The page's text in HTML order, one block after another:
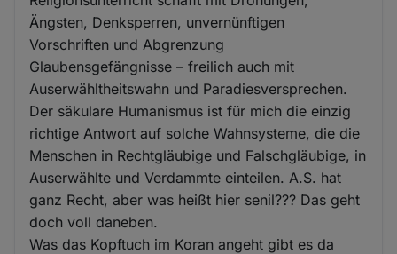
Ängsten, Denksperren, unvernünftigen
Vorschriften und Abgrenzung
Glaubensgefängnisse – freilich auch mit
Auserwähltheitswahn und Paradiesversprechen.
Der säkulare Humanismus ist für mich die einzig
richtige Antwort auf solche Wahnsysteme, die die
Menschen in Rechtgläubige und Falschgläubige, in
Auserwählte und Verdammte einteilen. A.S. hat
ganz Recht, aber was heißt hier senil??? Das geht
doch voll daneben.
Was das Kopftuch im Koran angeht gibt es da